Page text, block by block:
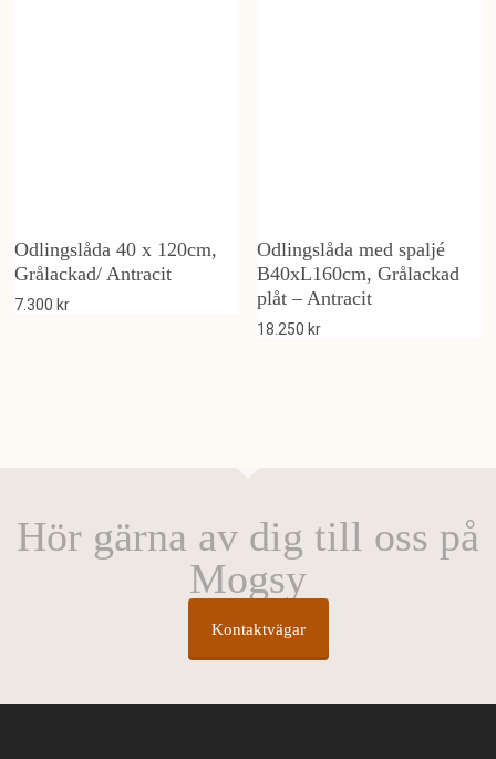
Odlingslåda 40 x 120cm,
Grålackad/ Antracit
7.300 kr
Odlingslåda med spaljé
B40xL160cm, Grålackad
plåt – Antracit
18.250 kr
Hör gärna av dig till oss på
Mogsy
Kontaktvägar